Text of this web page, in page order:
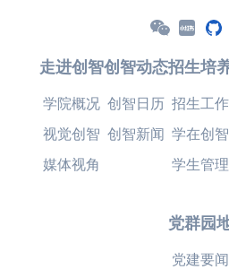
走进创智
学院概况
视觉创智
媒体视角
创智动态
创智日历
创智新闻
招生培
招生工作
学在创智
学生管理
党群园
党建要闻